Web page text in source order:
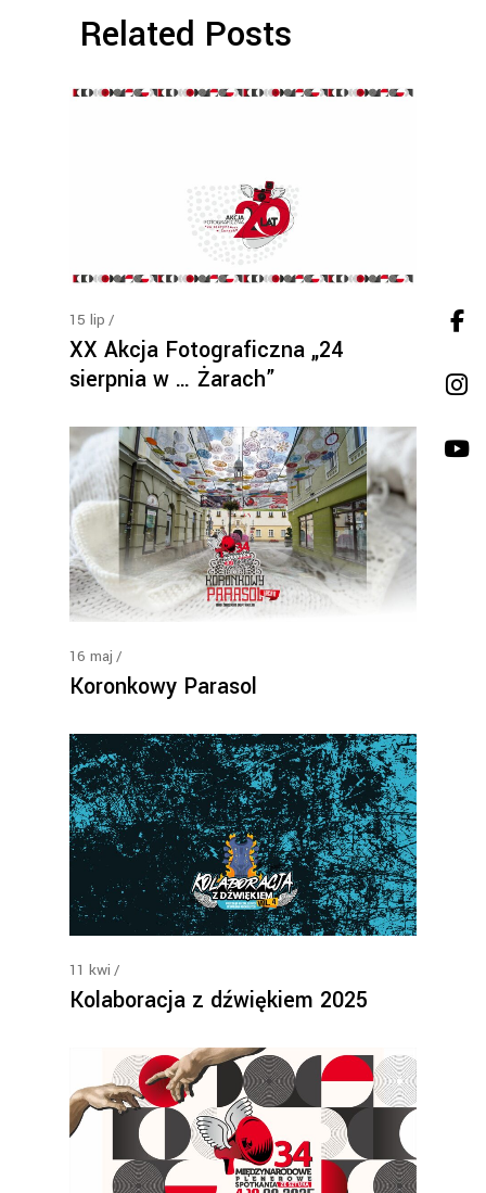
Related Posts
15 lip
XX Akcja Fotograficzna „24
sierpnia w … Żarach”
16 maj
Koronkowy Parasol
11 kwi
Kolaboracja z dźwiękiem 2025